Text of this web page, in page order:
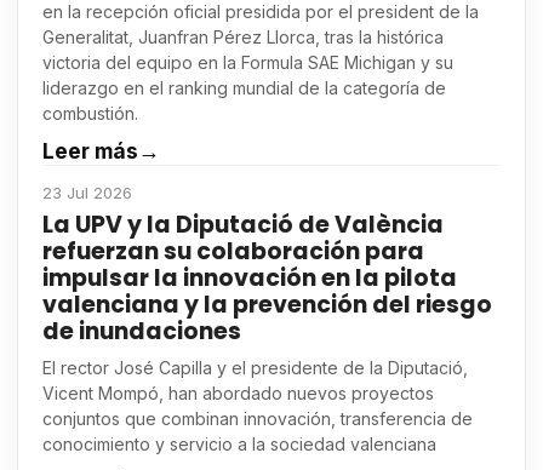
en la recepción oficial presidida por el president de la
Generalitat, Juanfran Pérez Llorca, tras la histórica
victoria del equipo en la Formula SAE Michigan y su
liderazgo en el ranking mundial de la categoría de
combustión.
Leer más→
23 Jul 2026
La UPV y la Diputació de València
refuerzan su colaboración para
impulsar la innovación en la pilota
valenciana y la prevención del riesgo
de inundaciones
El rector José Capilla y el presidente de la Diputació,
Vicent Mompó, han abordado nuevos proyectos
conjuntos que combinan innovación, transferencia de
conocimiento y servicio a la sociedad valenciana